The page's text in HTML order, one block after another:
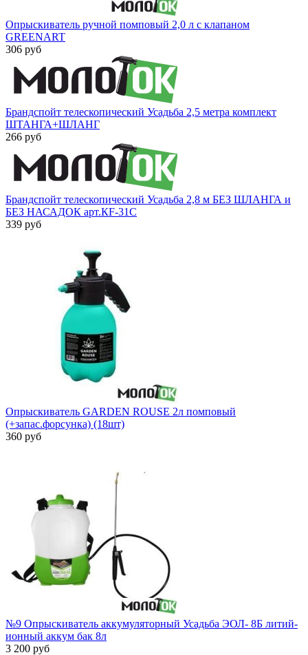
Опрыскиватель ручной помповый 2,0 л с клапаном
GREENART
306 руб
Брандспойт телескопический Усадьба 2,5 метра комплект
ШТАНГА+ШЛАНГ
266 руб
Брандспойт телескопический Усадьба 2,8 м БЕЗ ШЛАНГА и
БЕЗ НАСАДОК арт.КF-31С
339 руб
Опрыскиватель GARDEN ROUSE 2л помповый
(+запас.форсунка) (18шт)
360 руб
№9 Опрыскиватель аккумуляторный Усадьба ЭОЛ- 8Б литий-
ионный аккум бак 8л
3 200 руб